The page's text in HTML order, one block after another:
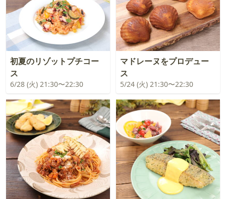
初夏のリゾットプチコー
ス
6/28 (火) 21:30〜22:30
マドレーヌをプロデュー
ス
5/24 (火) 21:30〜22:30